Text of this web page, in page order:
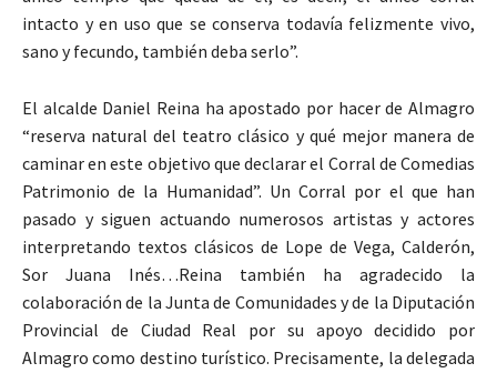
intacto y en uso que se conserva todavía felizmente vivo,
sano y fecundo, también deba serlo”.
El alcalde Daniel Reina ha apostado por hacer de Almagro
“reserva natural del teatro clásico y qué mejor manera de
caminar en este objetivo que declarar el Corral de Comedias
Patrimonio de la Humanidad”. Un Corral por el que han
pasado y siguen actuando numerosos artistas y actores
interpretando textos clásicos de Lope de Vega, Calderón,
Sor Juana Inés…Reina también ha agradecido la
colaboración de la Junta de Comunidades y de la Diputación
Provincial de Ciudad Real por su apoyo decidido por
Almagro como destino turístico. Precisamente, la delegada